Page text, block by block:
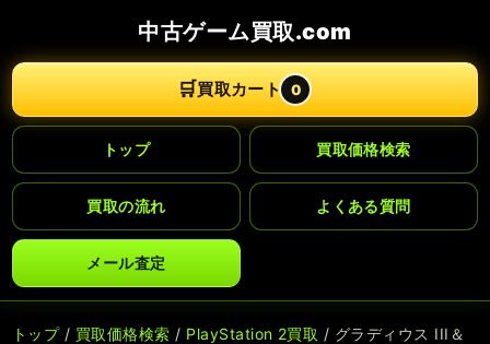
中古ゲーム買取.com
🛒買取カート 0
トップ 買取価格検索
買取の流れ よくある質問
メール査定
トップ/ 買取価格検索 / PlayStation 2買取 / グラディウス III＆